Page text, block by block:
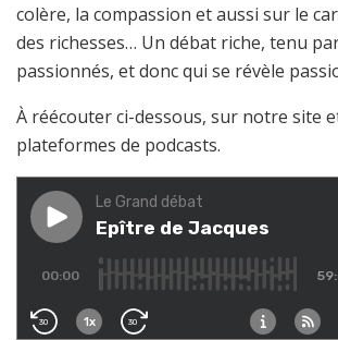
colère, la compassion et aussi sur le
des richesses… Un débat riche, tenu
passionnés, et donc qui se révèle
À réécouter ci-dessous, sur notre site
plateformes de podcasts.